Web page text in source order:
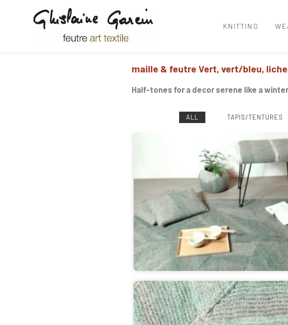
KNITTING
Green
maille & feutre Vert, vert/bleu,
Half-tones for a decor serene like a
ALL TAPIS/TENTURES